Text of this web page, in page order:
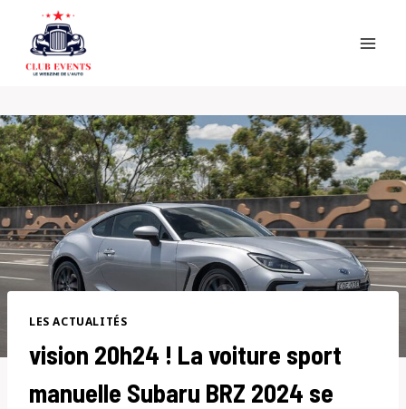
content
LES ACTUALITÉS
vision 20h24 ! La voiture sport
manuelle Subaru BRZ 2024 se